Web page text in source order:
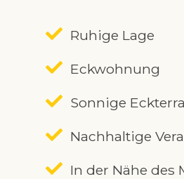
Ruhige Lage
Eckwohnung
Sonnige
Nachhaltige
In der Nähe des